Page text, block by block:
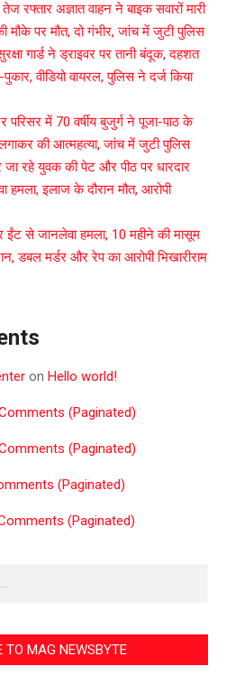
रफ्तार अज्ञात वाहन ने बाइक सवारों मारी
पर मौत, दो गंभीर, जांच में जुटी पुलिस
गार्ड ने ड्राइवर पर तानी बंदूक, दहशत
वीडियो वायरल, पुलिस ने दर्ज किया
परिसर में 70 वर्षीय बुजुर्ग ने पूजा-पाठ के
की आत्महत्या, जांच में जुटी पुलिस
जा रहे युवक की पेट और पीठ पर धारदार
हमला, इलाज के दौरान मौत, आरोपी
ईंट से जानलेवा हमला, 10 महीने की मासूम
डबल मर्डर और रेप का आरोपी भिखारीराम
on Hello world!
(Paginated)
(Paginated)
(Paginated)
(Paginated)
TO MAG NEWSBYTE